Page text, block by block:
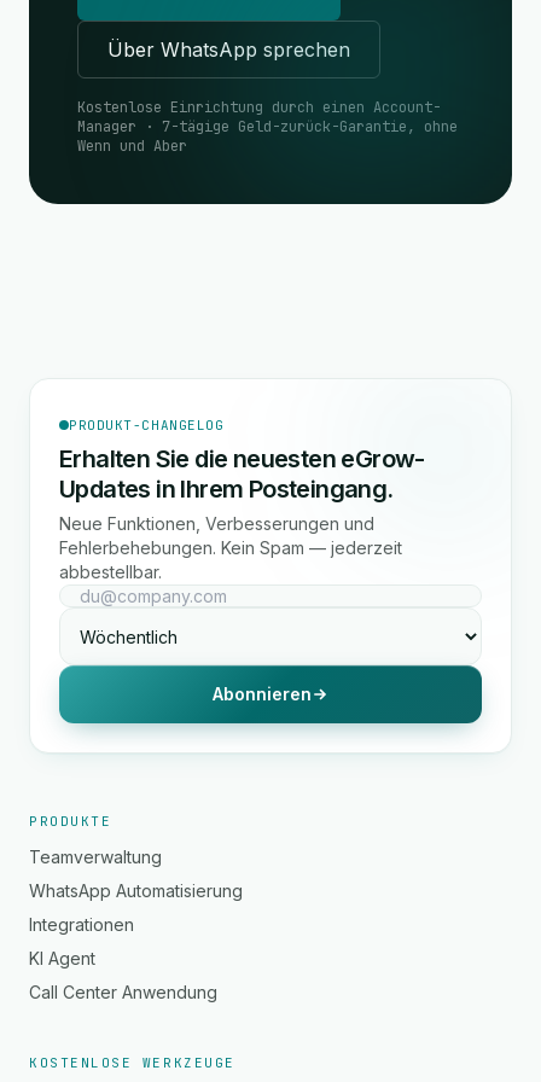
Über WhatsApp sprechen
Kostenlose Einrichtung durch einen Account-
Manager · 7-tägige Geld-zurück-Garantie, ohne
Wenn und Aber
PRODUKT-CHANGELOG
Erhalten Sie die neuesten eGrow-
Updates in Ihrem Posteingang.
Neue Funktionen, Verbesserungen und
Fehlerbehebungen. Kein Spam — jederzeit
abbestellbar.
Abonnieren
PRODUKTE
Teamverwaltung
WhatsApp Automatisierung
Integrationen
KI Agent
Call Center Anwendung
KOSTENLOSE WERKZEUGE